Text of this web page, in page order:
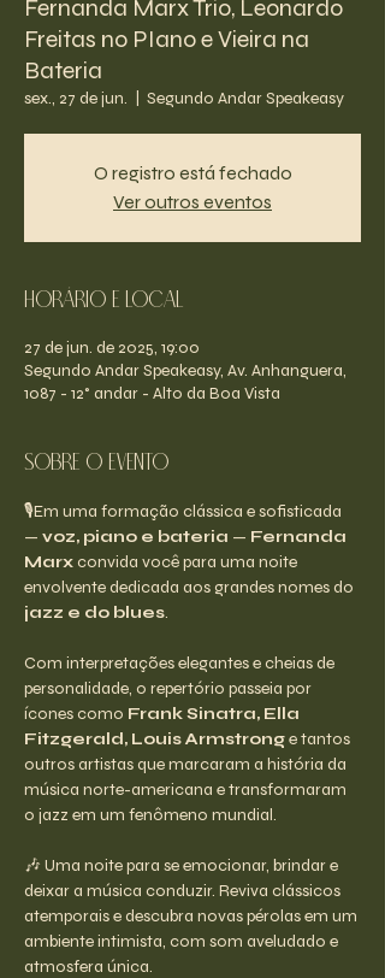
Fernanda Marx Trio, Leonardo
Freitas no PIano e Vieira na
Bateria
sex., 27 de jun. Segundo Andar Speakeasy
O registro está fechado
Ver outros eventos
Horário e Local
27 de jun. de 2025, 19:00
Segundo Andar Speakeasy, Av. Anhanguera,
1087 - 12° andar - Alto da Boa Vista
Sobre o evento
🎙️Em uma formação clássica e sofisticada
— voz, piano e bateria — Fernanda
Marx convida você para uma noite
envolvente dedicada aos grandes nomes do
jazz e do blues.
Com interpretações elegantes e cheias de
personalidade, o repertório passeia por
ícones como Frank Sinatra, Ella
Fitzgerald, Louis Armstrong e tantos
outros artistas que marcaram a história da
música norte-americana e transformaram
o jazz em um fenômeno mundial.
🎶 Uma noite para se emocionar, brindar e
deixar a música conduzir. Reviva clássicos
atemporais e descubra novas pérolas em um
ambiente intimista, com som aveludado e
atmosfera única.